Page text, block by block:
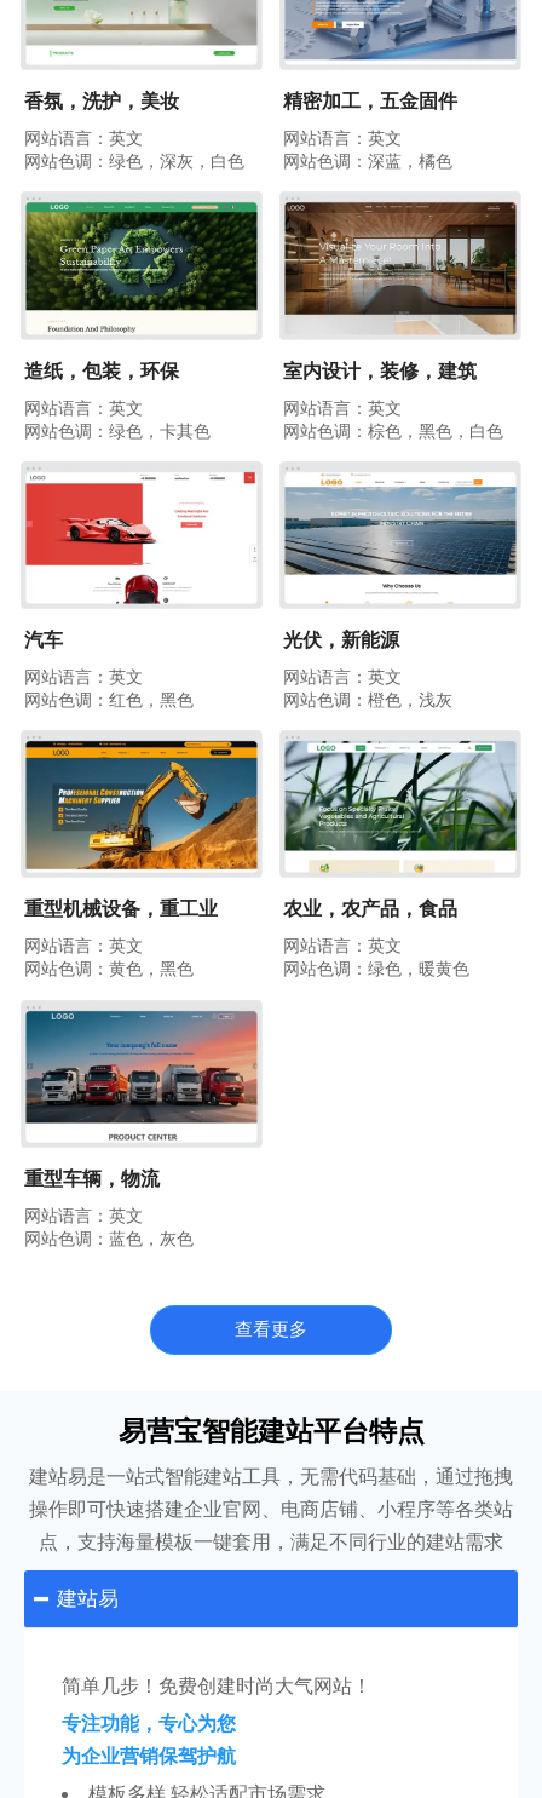
香氛，洗护，美妆
网站语言：英文
网站色调：绿色，深灰，白色
精密加工，五金固件
网站语言：英文
网站色调：深蓝，橘色
造纸，包装，环保
网站语言：英文
网站色调：绿色，卡其色
室内设计，装修，建筑
网站语言：英文
网站色调：棕色，黑色，白色
汽车
网站语言：英文
网站色调：红色，黑色
光伏，新能源
网站语言：英文
网站色调：橙色，浅灰
重型机械设备，重工业
网站语言：英文
网站色调：黄色，黑色
农业，农产品，食品
网站语言：英文
网站色调：绿色，暖黄色
重型车辆，物流
网站语言：英文
网站色调：蓝色，灰色
查看更多
易营宝智能建站平台特点
建站易是一站式智能建站工具，无需代码基础，通过拖拽
操作即可快速搭建企业官网、电商店铺、小程序等各类站
点，支持海量模板一键套用，满足不同行业的建站需求
 建站易
简单几步！免费创建时尚大气网站！
专注功能，专心为您
为企业营销保驾护航
模板多样 轻松适配市场需求